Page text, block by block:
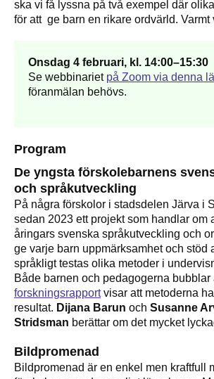
ska vi få lyssna på två exempel där
för att ge barn en rikare ordvärld. Varmt
Onsdag 4 februari, kl. 14:00–15:30
Se webbinariet på Zoom via denna
föranmälan behövs.
Program
De yngsta förskolebarnens
och språkutveckling
På några förskolor i stadsdelen Järva i
sedan 2023 ett projekt som handlar om
åringars svenska språkutveckling och
ge varje barn uppmärksamhet och stöd
språkligt testas olika metoder i
Både barnen och pedagogerna bubblar
forskningsrapportvisar att metoderna
resultat. Dijana Barun och Susanne
Stridsman berättar om det mycket
Bildpromenad
Bildpromenad är en enkel men kraftfull